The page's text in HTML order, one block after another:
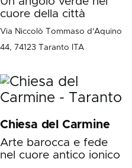
cuore della città
Via Niccolò Tommaso d'Aquino
44, 74123 Taranto ITA
Chiesa del Carmine
Arte barocca e fede
nel cuore antico ionico